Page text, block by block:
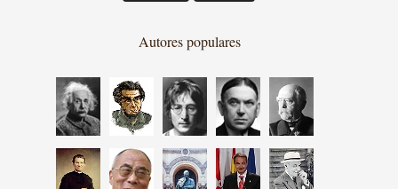
Autores populares